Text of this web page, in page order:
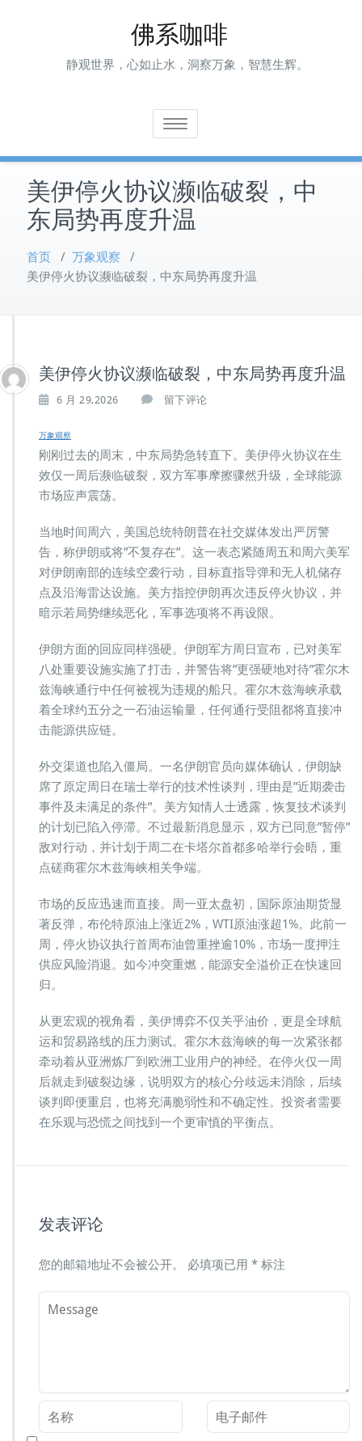
佛系咖啡
静观世界，心如止水，洞察万象，智慧生辉。
Toggle navigation
美伊停火协议濒临破裂，中
东局势再度升温
首页 / 万象观察 /
美伊停火协议濒临破裂，中东局势再度升温
美伊停火协议濒临破裂，中东局势再度升温
6 月 29,2026 留下评论
万象观察
刚刚过去的周末，中东局势急转直下。美伊停火协议在生
效仅一周后濒临破裂，双方军事摩擦骤然升级，全球能源
市场应声震荡。
当地时间周六，美国总统特朗普在社交媒体发出严厉警
告，称伊朗或将”不复存在”。这一表态紧随周五和周六美军
对伊朗南部的连续空袭行动，目标直指导弹和无人机储存
点及沿海雷达设施。美方指控伊朗再次违反停火协议，并
暗示若局势继续恶化，军事选项将不再设限。
伊朗方面的回应同样强硬。伊朗军方周日宣布，已对美军
八处重要设施实施了打击，并警告将”更强硬地对待”霍尔木
兹海峡通行中任何被视为违规的船只。霍尔木兹海峡承载
着全球约五分之一石油运输量，任何通行受阻都将直接冲
击能源供应链。
外交渠道也陷入僵局。一名伊朗官员向媒体确认，伊朗缺
席了原定周日在瑞士举行的技术性谈判，理由是”近期袭击
事件及未满足的条件”。美方知情人士透露，恢复技术谈判
的计划已陷入停滞。不过最新消息显示，双方已同意”暂停”
敌对行动，并计划于周二在卡塔尔首都多哈举行会晤，重
点磋商霍尔木兹海峡相关争端。
市场的反应迅速而直接。周一亚太盘初，国际原油期货显
著反弹，布伦特原油上涨近2%，WTI原油涨超1%。此前一
周，停火协议执行首周布油曾重挫逾10%，市场一度押注
供应风险消退。如今冲突重燃，能源安全溢价正在快速回
归。
从更宏观的视角看，美伊博弈不仅关乎油价，更是全球航
运和贸易路线的压力测试。霍尔木兹海峡的每一次紧张都
牵动着从亚洲炼厂到欧洲工业用户的神经。在停火仅一周
后就走到破裂边缘，说明双方的核心分歧远未消除，后续
谈判即便重启，也将充满脆弱性和不确定性。投资者需要
在乐观与恐慌之间找到一个更审慎的平衡点。
发表评论
您的邮箱地址不会被公开。 必填项已用 * 标注